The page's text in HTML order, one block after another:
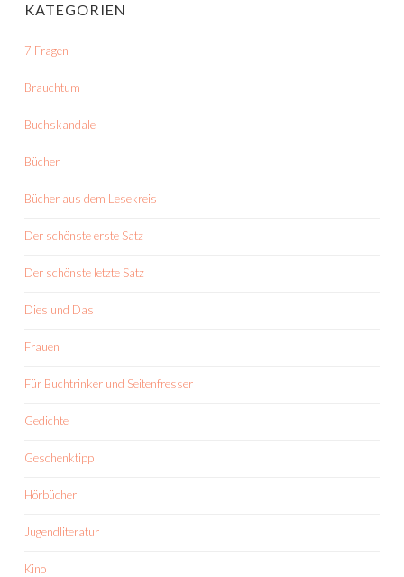
KATEGORIEN
7 Fragen
Brauchtum
Buchskandale
Bücher
Bücher aus dem Lesekreis
Der schönste erste Satz
Der schönste letzte Satz
Dies und Das
Frauen
Für Buchtrinker und Seitenfresser
Gedichte
Geschenktipp
Hörbücher
Jugendliteratur
Kino